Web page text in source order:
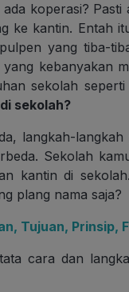
koperasi?
ke kantin. Entah
yang tiba-
kebanyakan
sekolah
sekolah?
langkah-
Sekolah
kantin di
plang nama saja?
Tujuan, Prinsip,
cara dan